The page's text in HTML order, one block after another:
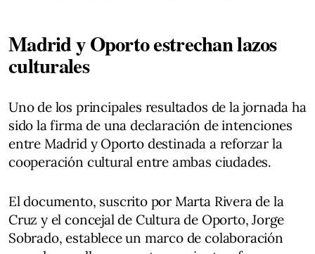
Madrid y Oporto estrechan lazos
culturales
Uno de los principales resultados de la jornada ha
sido la firma de una declaración de intenciones
entre Madrid y Oporto destinada a reforzar la
cooperación cultural entre ambas ciudades.
El documento, suscrito por Marta Rivera de la
Cruz y el concejal de Cultura de Oporto, Jorge
Sobrado, establece un marco de colaboración